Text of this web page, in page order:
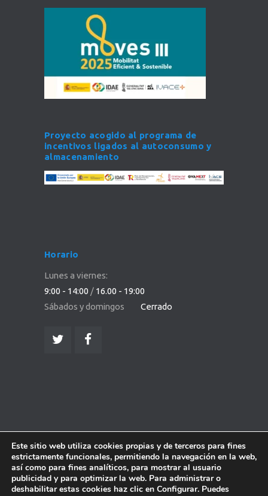
Proyecto acogido al programa de
incentivos ligados al autoconsumo y
almacenamiento
Horario
Lunes a viernes:
9:00 - 14:00 / 16.00 - 19:00
Sábados y domingos Cerrado
Este sitio web utiliza cookies propias y de terceros para fines
estrictamente funcionales, permitiendo la navegación en la web,
así como para fines analíticos, para mostrar al usuario
publicidad y para optimizar la web. Para administrar o
deshabilitar estas cookies haz clic en Configurar. Puedes